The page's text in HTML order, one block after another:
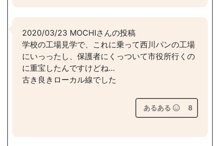
2020/03/23 MOCHIさんの投稿
学校の工場見学で、これに乗って西川パンの工場
にいっったし、保護者にくっついて市役所行くの
に重宝したんですけどね…
古き良きローカル線でした
あるある 8